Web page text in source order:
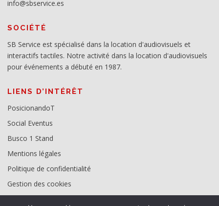
info@sbservice.es
SOCIÉTÉ
SB Service est spécialisé dans la location d'audiovisuels et
interactifs tactiles. Notre activité dans la location d'audiovisuels
pour événements a débuté en 1987.
LIENS D’INTÉRÊT
PosicionandoT
Social Eventus
Busco 1 Stand
Mentions légales
Politique de confidentialité
Gestion des cookies